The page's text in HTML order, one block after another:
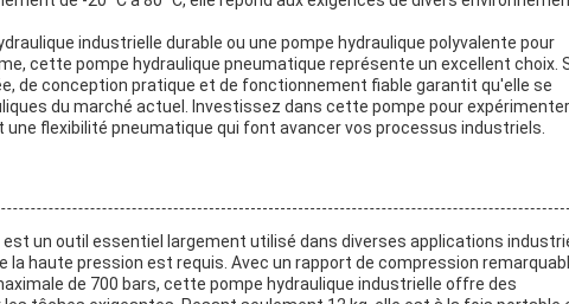
industrielle durable ou une pompe hydraulique polyvalente pour
cette pompe hydraulique pneumatique représente un excellent choix.
de conception pratique et de fonctionnement fiable garantit qu'elle se
du marché actuel. Investissez dans cette pompe pour
une flexibilité pneumatique qui font avancer vos processus industriels.
est un outil essentiel largement utilisé dans diverses applications
la haute pression est requis. Avec un rapport de compression
de 700 bars, cette pompe hydraulique industrielle offre des